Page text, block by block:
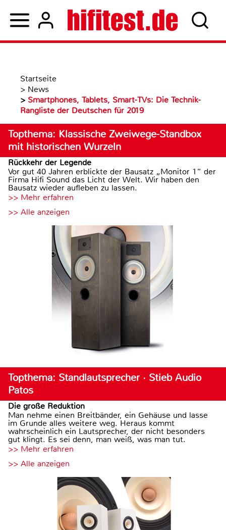
Startseite
> News
> Smartphones, Tablets, Smart-TVs: Die Technik-
Rangliste der Deutschen für 2019
Topthema: Klassische Zweiwege-Standbox
mit historischen Wurzeln
Rückkehr der Legende
Vor gut 40 Jahren erblickte der Bausatz „Monitor 1“ der
Firma Hifi Sound das Licht der Welt. Wir haben den
Bausatz wieder aufleben zu lassen.
>> Mehr erfahren
>> Alle anzeigen
Topthema: Standlautsprecher · Stieb Audio
Patos
Die große Reduktion
Man nehme einen Breitbänder, ein Gehäuse und lasse
im Grunde alles weitere weg. Heraus kommt
wahrscheinlich ein Lautsprecher, der nicht besonders
gut klingt. Es sei denn, man weiß, was man tut.
>> Mehr erfahren
>> Alle anzeigen